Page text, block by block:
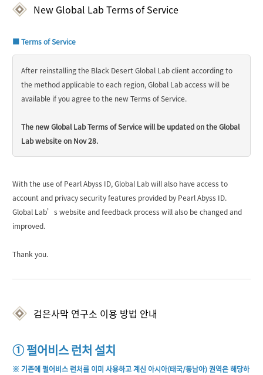
New Global Lab Terms of Service
■ Terms of Service
After reinstalling the Black Desert Global Lab client according to
the method applicable to each region, Global Lab access will be
available if you agree to the new Terms of Service.
The new Global Lab Terms of Service will be updated on the Global
Lab website on Nov 28.
With the use of Pearl Abyss ID, Global Lab will also have access to
account and privacy security features provided by Pearl Abyss ID.
Global Lab’s website and feedback process will also be changed and
improved.
Thank you.
검은사막 연구소 이용 방법 안내
① 펄어비스 런처 설치
※ 기존에 펄어비스 런처를 이미 사용하고 계신 아시아(태국/동남아) 권역은 해당하